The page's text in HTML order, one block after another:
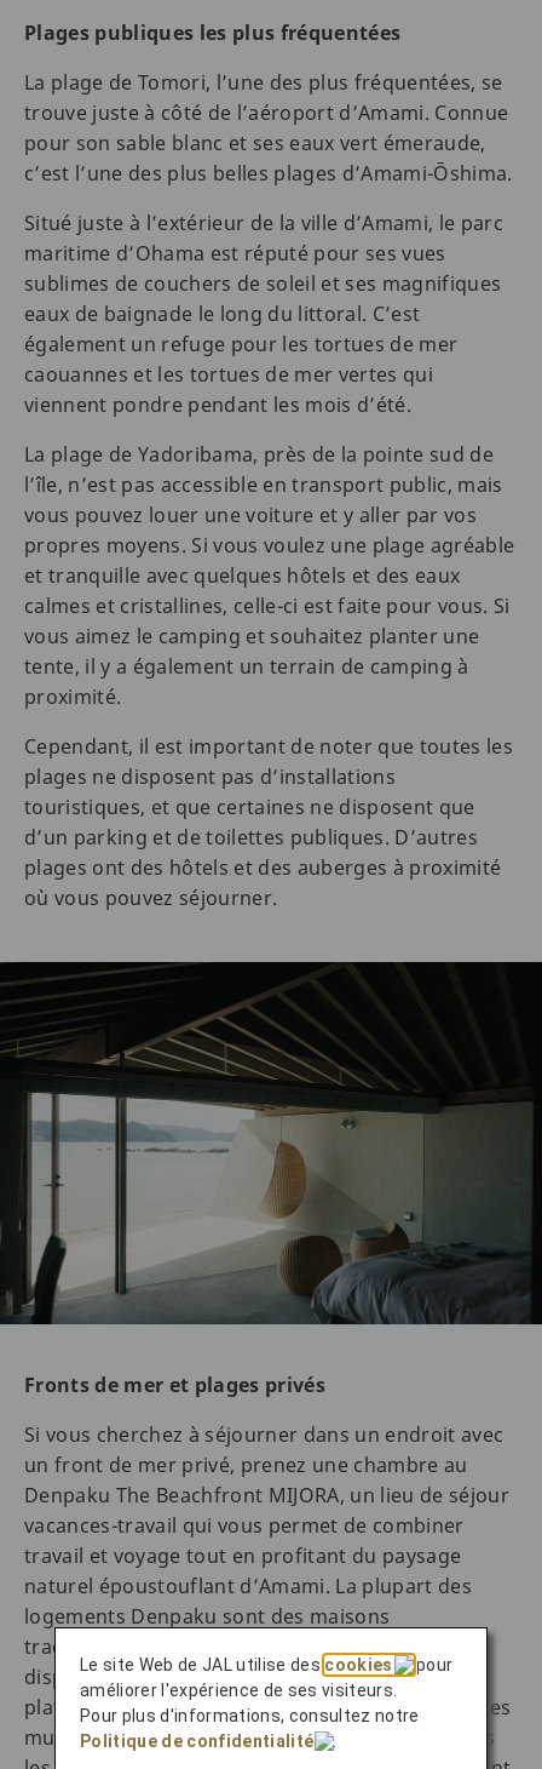
Plages publiques les plus fréquentées
La plage de Tomori, l’une des plus fréquentées, se
trouve juste à côté de l’aéroport d’Amami. Connue
pour son sable blanc et ses eaux vert émeraude,
c’est l’une des plus belles plages d’Amami-Ōshima.
Situé juste à l’extérieur de la ville d’Amami, le parc
maritime d’Ohama est réputé pour ses vues
sublimes de couchers de soleil et ses magnifiques
eaux de baignade le long du littoral. C’est
également un refuge pour les tortues de mer
caouannes et les tortues de mer vertes qui
viennent pondre pendant les mois d’été.
La plage de Yadoribama, près de la pointe sud de
l’île, n’est pas accessible en transport public, mais
vous pouvez louer une voiture et y aller par vos
propres moyens. Si vous voulez une plage agréable
et tranquille avec quelques hôtels et des eaux
calmes et cristallines, celle-ci est faite pour vous. Si
vous aimez le camping et souhaitez planter une
tente, il y a également un terrain de camping à
proximité.
Cependant, il est important de noter que toutes les
plages ne disposent pas d’installations
touristiques, et que certaines ne disposent que
d’un parking et de toilettes publiques. D’autres
plages ont des hôtels et des auberges à proximité
où vous pouvez séjourner.
Fronts de mer et plages privés
Si vous cherchez à séjourner dans un endroit avec
un front de mer privé, prenez une chambre au
Denpaku The Beachfront MIJORA, un lieu de séjour
vacances-travail qui vous permet de combiner
travail et voyage tout en profitant du paysage
naturel époustouflant d’Amami. La plupart des
logements Denpaku sont des maisons
traditionnelles qui ont été rénovées et mises à
disposition pour la location. Elles présentent des
plafonds traditionnels à poutres apparentes et des
murs en béton qui s’étendent vers la mer. Toutes
Le site Web de JAL utilise des cookies
pour
améliorer l'expérience de ses visiteurs.
Pour plus d'informations, consultez notre
Politique de confidentialité
.